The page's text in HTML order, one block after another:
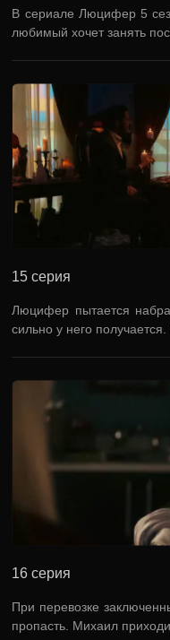
В сериале Люцифер 5
любимый хочет занять
15 серия
Люцифер пытается
сильно у него
16 серия
При перевозке
пропасть. Михаил